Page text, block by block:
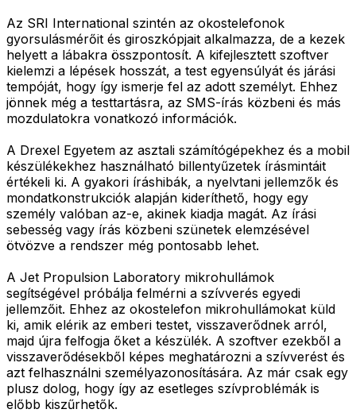
Az SRI International szintén az okostelefonok
gyorsulásmérőit és giroszkópjait alkalmazza, de a kezek
helyett a lábakra összpontosít. A kifejlesztett szoftver
kielemzi a lépések hosszát, a test egyensúlyát és járási
tempóját, hogy így ismerje fel az adott személyt. Ehhez
jönnek még a testtartásra, az SMS-írás közbeni és más
mozdulatokra vonatkozó információk.
A Drexel Egyetem az asztali számítógépekhez és a mobil
készülékekhez használható billentyűzetek írásmintáit
értékeli ki. A gyakori íráshibák, a nyelvtani jellemzők és
mondatkonstrukciók alapján kideríthető, hogy egy
személy valóban az-e, akinek kiadja magát. Az írási
sebesség vagy írás közbeni szünetek elemzésével
ötvözve a rendszer még pontosabb lehet.
A Jet Propulsion Laboratory mikrohullámok
segítségével próbálja felmérni a szívverés egyedi
jellemzőit. Ehhez az okostelefon mikrohullámokat küld
ki, amik elérik az emberi testet, visszaverődnek arról,
majd újra felfogja őket a készülék. A szoftver ezekből a
visszaverődésekből képes meghatározni a szívverést és
azt felhasználni személyazonosítására. Az már csak egy
plusz dolog, hogy így az esetleges szívproblémák is
előbb kiszűrhetők.